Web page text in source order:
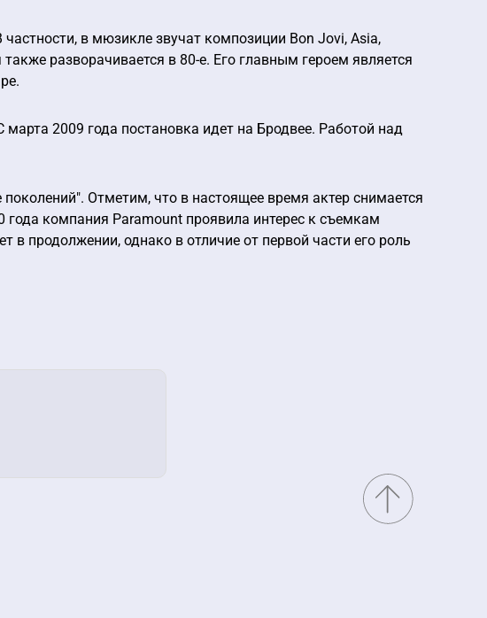
в мюзикле звучат композиции Bon Jovi, Asia,
разворачивается в 80-е. Его главным героем является
2009 года постановка идет на Бродвее. Работой над
Отметим, что в настоящее время актер снимается
компания Paramount проявила интерес к съемкам
в продолжении, однако в отличие от первой части его роль